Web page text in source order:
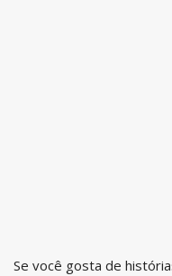
Se você gosta de